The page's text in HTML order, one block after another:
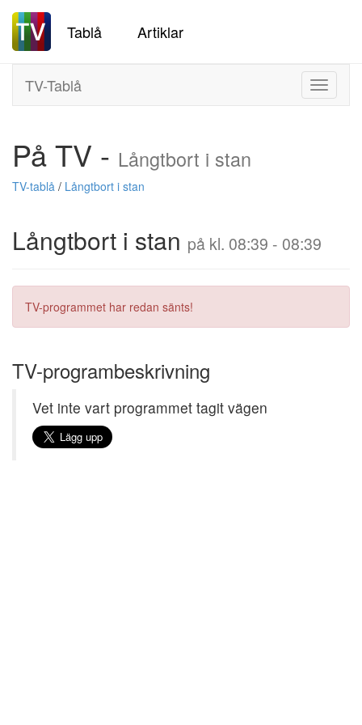
Tablå Artiklar
Toggle
TV-Tablå
På TV - Långtbort i stan
TV-tablå / Långtbort i stan
Långtbort i stan på kl. 08:39 - 08:39
TV-programmet har redan sänts!
TV-programbeskrivning
Vet inte vart programmet tagit vägen